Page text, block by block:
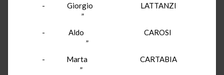
- Giorgio LATTANZI
”
- Aldo CAROSI
”
- Marta CARTABIA
”